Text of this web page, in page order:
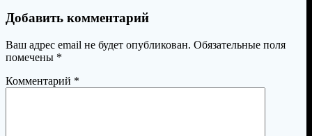
Добавить комментарий
Ваш адрес email не будет опубликован. Обязательные поля
помечены *
Комментарий *